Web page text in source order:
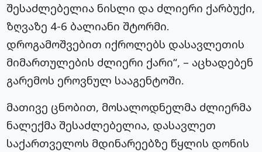
შესაძლებელია ნისლი და ძლიერი ქარბუქი,
ზღვაზე 4-6 ბალიანი შტორმი.
დროგამოშვებით იქროლებს დასავლეთის
მიმართულების ძლიერი ქარი“, – აცხადებენ
გარემოს ეროვნულ სააგენტოში.
მათივე ცნობით, მოსალოდნელმა ძლიერმა
ნალექმა შესაძლებელია, დასავლეთ
საქართველოს მდინარეებზე წყლის დონის